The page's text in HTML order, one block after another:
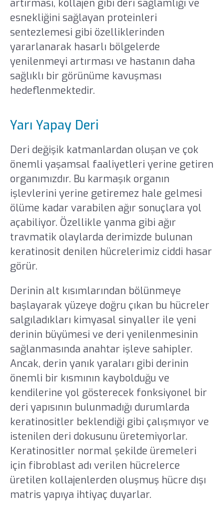
artırması, kollajen gibi deri sağlamlığı ve
esnekliğini sağlayan proteinleri
sentezlemesi gibi özelliklerinden
yararlanarak hasarlı bölgelerde
yenilenmeyi artırması ve hastanın daha
sağlıklı bir görünüme kavuşması
hedeflenmektedir.
Yarı Yapay Deri
Deri değişik katmanlardan oluşan ve çok
önemli yaşamsal faaliyetleri yerine getiren
organımızdır. Bu karmaşık organın
işlevlerini yerine getiremez hale gelmesi
ölüme kadar varabilen ağır sonuçlara yol
açabiliyor. Özellikle yanma gibi ağır
travmatik olaylarda derimizde bulunan
keratinosit denilen hücrelerimiz ciddi hasar
görür.
Derinin alt kısımlarından bölünmeye
başlayarak yüzeye doğru çıkan bu hücreler
salgıladıkları kimyasal sinyaller ile yeni
derinin büyümesi ve deri yenilenmesinin
sağlanmasında anahtar işleve sahipler.
Ancak, derin yanık yaraları gibi derinin
önemli bir kısmının kaybolduğu ve
kendilerine yol gösterecek fonksiyonel bir
deri yapısının bulunmadığı durumlarda
keratinositler beklendiği gibi çalışmıyor ve
istenilen deri dokusunu üretemiyorlar.
Keratinositler normal şekilde üremeleri
için fibroblast adı verilen hücrelerce
üretilen kollajenlerden oluşmuş hücre dışı
matris yapıya ihtiyaç duyarlar.